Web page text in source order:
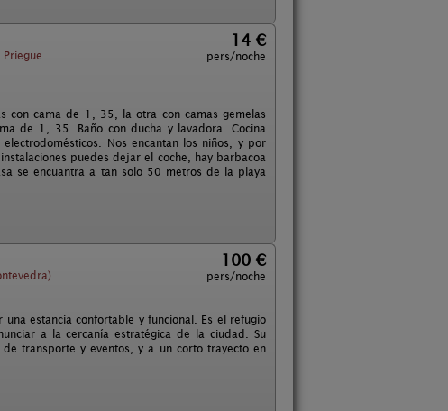
Priegue
14 €
pers/noche
con cama de 1, 35, la otra con camas gemelas
de 1, 35. Baño con ducha y lavadora. Cocina
Nos encantan los niños, y por
puedes dejar el coche, hay barbacoa
se encuantra a tan solo 50 metros de la playa
100 €
pers/noche
estancia confortable y funcional. Es el refugio
a la cercanía estratégica de la ciudad. Su
transporte y eventos, y a un corto trayecto en